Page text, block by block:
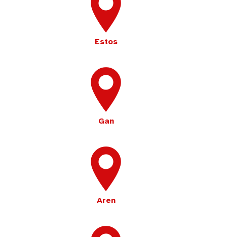
Estos
Gan
Aren